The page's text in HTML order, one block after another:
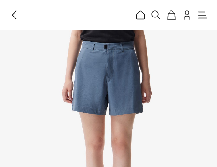
홈
메